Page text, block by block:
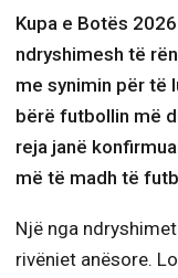
Kupa e Botës
ndryshimesh të
me synimin për të
bërë futbollin më
reja janë
më të madh të
Një nga
rivëniet anësore.